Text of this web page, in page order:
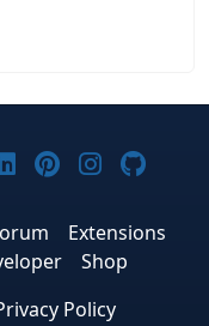
Bluesky
on Threads
on
Joomla! on
Joomla! on
Joomla!
Extensions
Shop
Policy